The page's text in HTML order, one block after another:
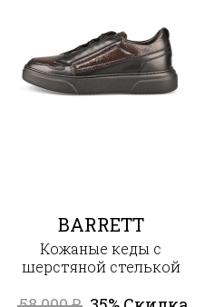
BARRETT
Кожаные кеды с
шерстяной стелькой